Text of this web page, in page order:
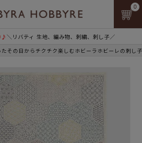
♪＼リバティ 生地、編み物、刺繍、刺し子／
0
たその日からチクチク楽しむホビーラホビーレの刺し子